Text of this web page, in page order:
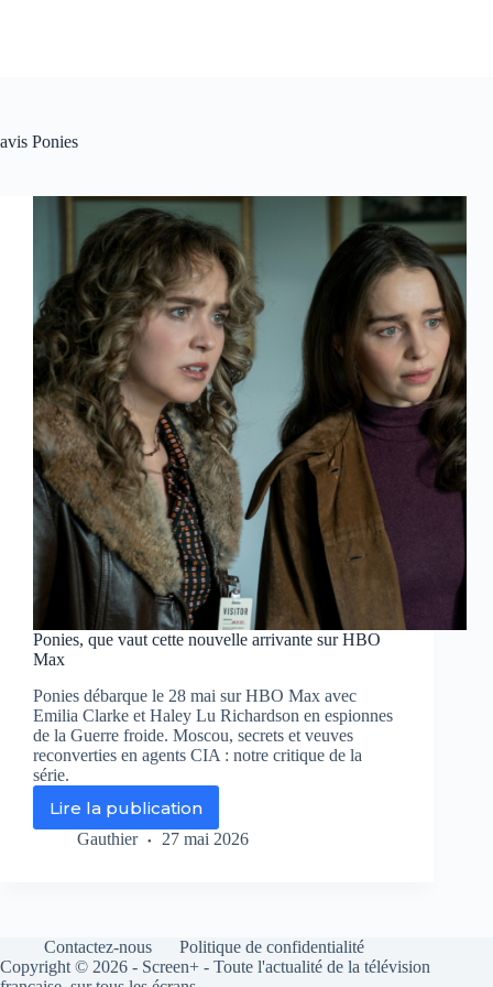
avis Ponies
Ponies, que vaut cette nouvelle arrivante sur HBO
Max
Ponies débarque le 28 mai sur HBO Max avec
Emilia Clarke et Haley Lu Richardson en espionnes
de la Guerre froide. Moscou, secrets et veuves
reconverties en agents CIA : notre critique de la
série.
Lire la publication
Ponies,
que
sur
HBO
Gauthier 27 mai 2026
Contactez-nous
Politique de confidentialité
Copyright © 2026 - Screen+ - Toute l'actualité de la télévision